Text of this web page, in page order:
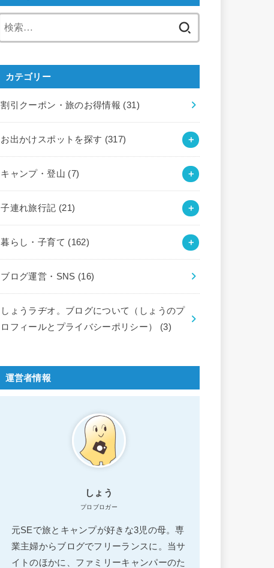
カテゴリー
割引クーポン・旅のお得情報 (31)
お出かけスポットを探す (317)
キャンプ・登山 (7)
子連れ旅行記 (21)
暮らし・子育て (162)
ブログ運営・SNS (16)
しょうラヂオ。ブログについて（しょうのプ
ロフィールとプライバシーポリシー） (3)
運営者情報
しょう
プロブロガー
元SEで旅とキャンプが好きな3児の母。専
業主婦からブログでフリーランスに。当サ
イトのほかに、ファミリーキャンパーのた